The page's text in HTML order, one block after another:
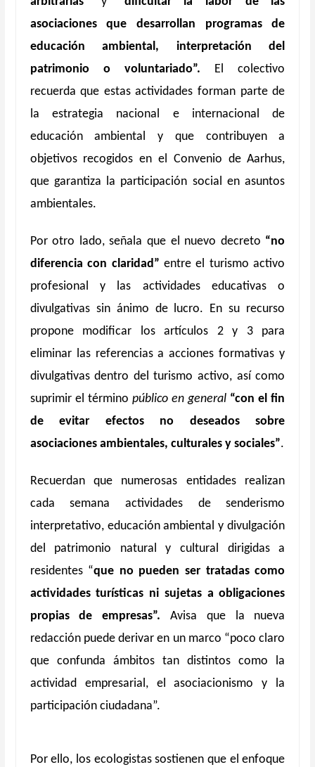
asociaciones que desarrollan programas de
educación ambiental, interpretación del
patrimonio o voluntariado”. El colectivo
recuerda que estas actividades forman parte de
la estrategia nacional e internacional de
educación ambiental y que contribuyen a
objetivos recogidos en el Convenio de Aarhus,
que garantiza la participación social en asuntos
ambientales.
Por otro lado, señala que el nuevo decreto “no
diferencia con claridad” entre el turismo activo
profesional y las actividades educativas o
divulgativas sin ánimo de lucro. En su recurso
propone modificar los artículos 2 y 3 para
eliminar las referencias a acciones formativas y
divulgativas dentro del turismo activo, así como
suprimir el término público en general “con el fin
de evitar efectos no deseados sobre
asociaciones ambientales, culturales y sociales”.
Recuerdan que numerosas entidades realizan
cada semana actividades de senderismo
interpretativo, educación ambiental y divulgación
del patrimonio natural y cultural dirigidas a
residentes “que no pueden ser tratadas como
actividades turísticas ni sujetas a obligaciones
propias de empresas”. Avisa que la nueva
redacción puede derivar en un marco “poco claro
que confunda ámbitos tan distintos como la
actividad empresarial, el asociacionismo y la
participación ciudadana”.
Por ello, los ecologistas sostienen que el enfoque